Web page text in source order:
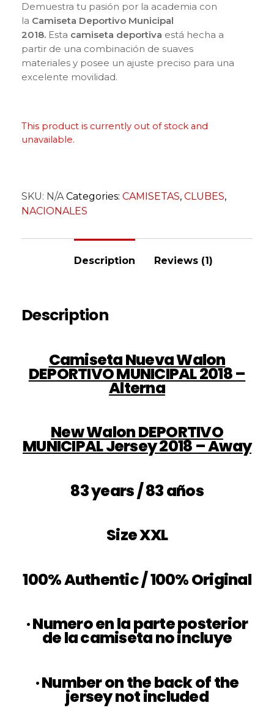
Demuestra tu pasión por la academia con
la Camiseta Deportivo Municipal
2018. Esta camiseta deportiva está hecha a
partir de una combinación de suaves
materiales y posee un ajuste preciso para una
excelente movilidad.
This product is currently out of stock and
unavailable.
SKU: N/A Categories: CAMISETAS, CLUBES,
NACIONALES
Description Reviews (1)
Description
Camiseta Nueva Walon
DEPORTIVO MUNICIPAL 2018 –
Alterna
New Walon DEPORTIVO
MUNICIPAL Jersey 2018 – Away
83 years / 83 años
Size XXL
100% Authentic / 100% Original
·Numero en la parte posterior
de la camiseta no incluye
·Number on the back of the
jersey not included